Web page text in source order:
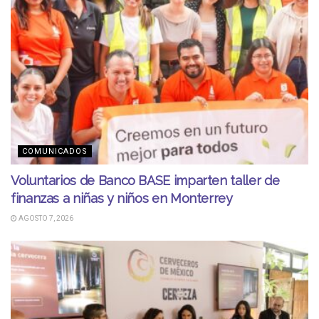
COMUNICADOS
Voluntarios de Banco BASE imparten taller de
finanzas a niñas y niños en Monterrey
AGOSTO 7, 2026